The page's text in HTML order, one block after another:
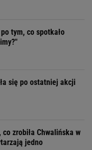
tym, co spotkało
się po ostatniej akcji
zrobiła Chwalińska w
jedno